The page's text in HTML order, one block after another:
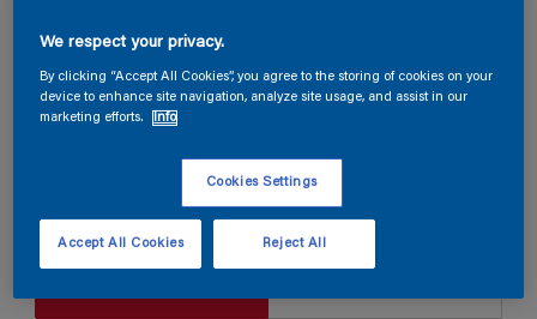
Permaline Snelgrond
Verpakkingsgrootte
We respect your privacy.
By clicking “Accept All Cookies”, you agree to the storing of cookies on your
device to enhance site navigation, analyze site usage, and assist in our
marketing efforts.
Info
Cookies Settings
Reject All
Accept All Cookies